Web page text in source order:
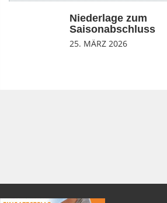
Niederlage zum
Saisonabschluss
25. MÄRZ 2026